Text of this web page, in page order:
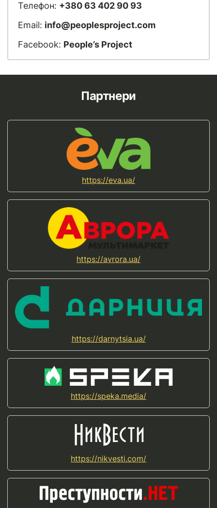
Телефон: +380 63 402 90 93
Email: info@peoplesproject.com
Facebook: People’s Project
Партнери
https://eva.ua/
https://avrora.ua/
https://darnytsia.ua/
https://speka.media/
https://nikvesti.com/